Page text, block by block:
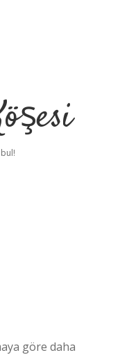
göre daha